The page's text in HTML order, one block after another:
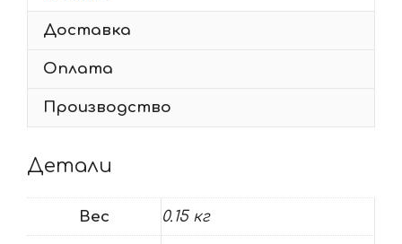
Vulcan
Доставка
Оплата
Производство
Детали
Вес 0.15 кг